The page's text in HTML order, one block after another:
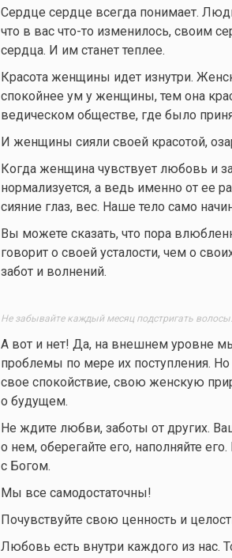
Сердце сердце всегда понимает.
что в вас что-то изменилось, своим
сердца. И им станет теплее.
Красота женщины идет изнутри.
спокойнее ум у женщины, тем она
ведическом обществе, где было
И женщины сияли своей красотой,
Когда женщина чувствует любовь и
нормализуется, а ведь именно от ее
сияние глаз, вес. Наше тело само
Вы можете сказать, что пора
говорит о своей усталости, чем о
забот и волнений.
Не забывайте каждый месяц подстригать
А вот и нет! Да, на внешнем уровне
проблемы по мере их поступления.
свое спокойствие, свою женскую
о будущем.
Не ждите любви, заботы от других.
о нем, оберегайте его, наполняйте
с Богом.
Мы все самодостаточны!
Почувствуйте свою ценность и
Любовь есть внутри каждого из нас.